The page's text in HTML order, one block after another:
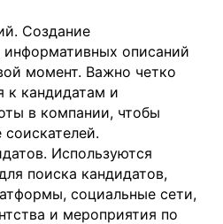
Создание
информативных описаний
момент. Важно четко
к кандидатам и
в компании, чтобы
Используются
поиска кандидатов,
социальные сети,
и мероприятия по